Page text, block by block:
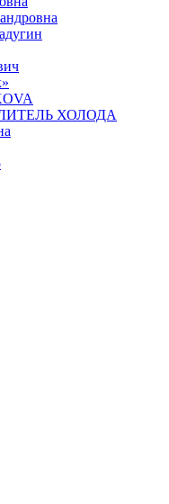
ХОЛОДА